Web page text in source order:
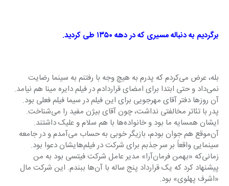
برگردیم به دنباله مسیری که در دهه ۱۳۵۰ طی کردید.
بله، عرض می‌کردم که پدرم به هیچ وجه با رفتنم به سینما رضایت
نمی‌داد و حتی ابتدا برای امضای قراردادم در فیلم دایره مینا هم نیامد.
آن روزها دفتر آقای مهرجویی برای این فیلم در سیما فیلم فعلی بود.
پدر با تئاتر مخالفتی نداشت، چون آقای بیژن مفید را می‌شناخت.
ایشان همسایه‌ ما بود و خانواده‌ها با هم سلام و علیک داشتند.
آن‌موقع هم جوان بودم، بازیگر خوبی به حساب می‌آمدم و در جامعه
سینمایی واقعاً بر سر جذبم برای شرکت در فیلم‌هایشان دعوا بود.
زمانی‌که «بهمن فرمان‌آرا» مدیر عامل شرکت فیتسی بود به من
پیشنهاد کرد که یک قرارداد پنج ساله با آن‌ها ببندم. این شرکت مال
«اشرف پهلوی» بود.